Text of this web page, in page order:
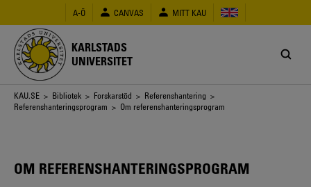
huvudinnehåll
A-Ö CANVAS MITT KAU
KARLSTADS
UNIVERSITET
Länkstig
KAU.SE > Bibliotek > Forskarstöd > Referenshantering >
Referenshanteringsprogram > Om referenshanteringsprogram
OM REFERENSHANTERINGSPROGRAM